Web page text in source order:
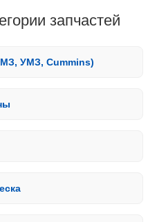
запчастей
УМЗ, Cummins)